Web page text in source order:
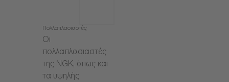
Πολλαπλασιαστές
Οι
πολλαπλασιαστές
της NGK, όπως και
τα υψηλής